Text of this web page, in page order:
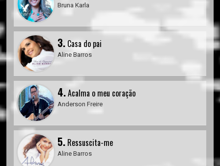
Bruna Karla
3. Casa do pai
Aline Barros
4.Acalma o meu coração
Anderson Freire
5. Ressuscita-me
Aline Barros